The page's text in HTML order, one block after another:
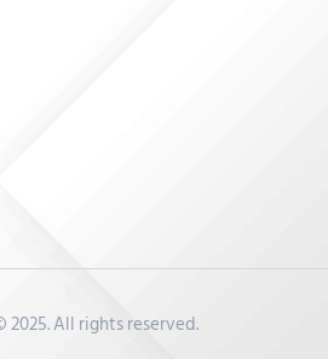
All rights reserved.